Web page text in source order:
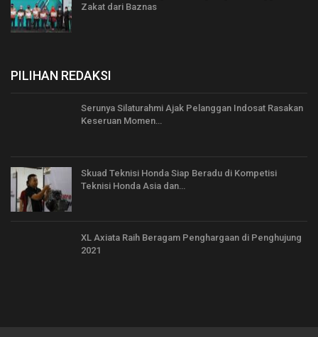
Zakat dari Baznas
PILIHAN REDAKSI
Serunya Silaturahmi Ajak Pelanggan Indosat Rasakan
Keseruan Momen…
Skuad Teknisi Honda Siap Beradu di Kompetisi
Teknisi Honda Asia dan…
XL Axiata Raih Beragam Penghargaan di Penghujung
2021